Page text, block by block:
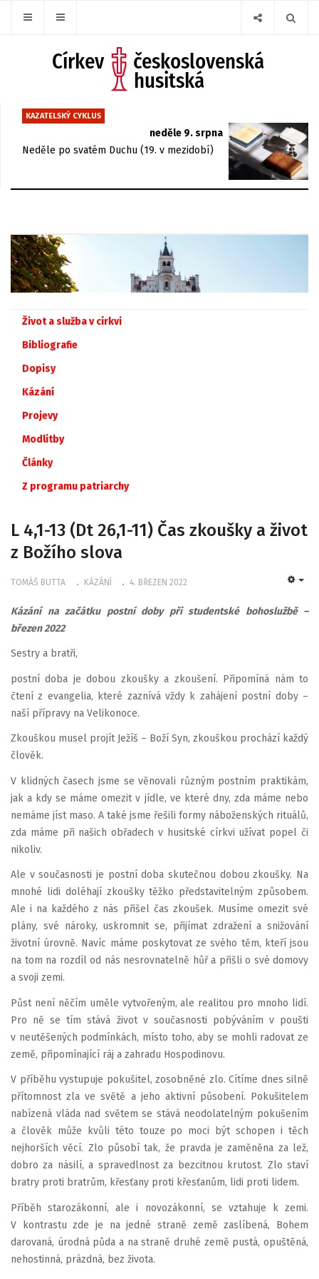
KAZATELSKÝ CYKLUS
neděle 9. srpna
Neděle po svatém Duchu (19. v mezidobí)
Život a služba v církvi
Bibliografie
Dopisy
Kázání
Projevy
Modlitby
Články
Z programu patriarchy
L 4,1-13 (Dt 26,1-11) Čas zkoušky a život
z Božího slova
TOMÁŠ BUTTA KÁZÁNÍ 4. BŘEZEN 2022
Kázání na začátku postní doby při studentské bohoslužbě –
březen 2022
Sestry a bratři,
postní doba je dobou zkoušky a zkoušení. Připomíná nám to
čtení z evangelia, které zaznívá vždy k zahájení postní doby –
naší přípravy na Velikonoce.
Zkouškou musel projít Ježíš – Boží Syn, zkouškou prochází každý
člověk.
V klidných časech jsme se věnovali různým postním praktikám,
jak a kdy se máme omezit v jídle, ve které dny, zda máme nebo
nemáme jíst maso. A také jsme řešili formy náboženských rituálů,
zda máme při našich obřadech v husitské církvi užívat popel či
nikoliv.
Ale v současnosti je postní doba skutečnou dobou zkoušky. Na
mnohé lidi doléhají zkoušky těžko představitelným způsobem.
Ale i na každého z nás přišel čas zkoušek. Musíme omezit své
plány, své nároky, uskromnit se, přijímat zdražení a snižování
životní úrovně. Navíc máme poskytovat ze svého těm, kteří jsou
na tom na rozdíl od nás nesrovnatelně hůř a přišli o své domovy
a svoji zemi.
Půst není něčím uměle vytvořeným, ale realitou pro mnoho lidí.
Pro ně se tím stává život v současnosti pobýváním v poušti
v neutěšených podmínkách, místo toho, aby se mohli radovat ze
země, připomínající ráj a zahradu Hospodinovu.
V příběhu vystupuje pokušitel, zosobněné zlo. Cítíme dnes silně
přítomnost zla ve světě a jeho aktivní působení. Pokušitelem
nabízená vláda nad světem se stává neodolatelným pokušením
a člověk může kvůli této touze po moci být schopen i těch
nejhorších věcí. Zlo působí tak, že pravda je zaměněna za lež,
dobro za násilí, a spravedlnost za bezcitnou krutost. Zlo staví
bratry proti bratrům, křesťany proti křesťanům, lidi proti lidem.
Příběh starozákonní, ale i novozákonní, se vztahuje k zemi.
V kontrastu zde je na jedné straně země zaslíbená, Bohem
darovaná, úrodná půda a na straně druhé země pustá, opuštěná,
nehostinná, prázdná, bez života.